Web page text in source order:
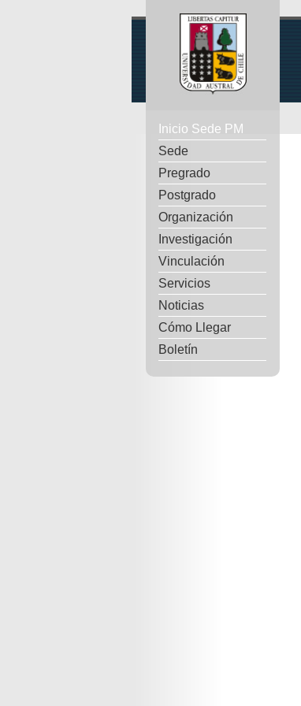
Inicio Sede PM
Sede
Pregrado
Postgrado
Organización
Investigación
Vinculación
Servicios
Noticias
Cómo Llegar
Boletín